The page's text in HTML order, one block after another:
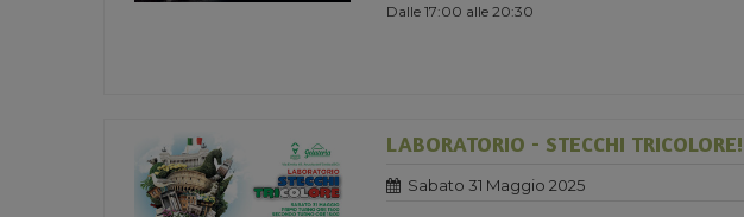
Dalle 17:00 alle 20:30
LABORATORIO - STECCHI TRICOLORE!
Sabato 31 Maggio 2025